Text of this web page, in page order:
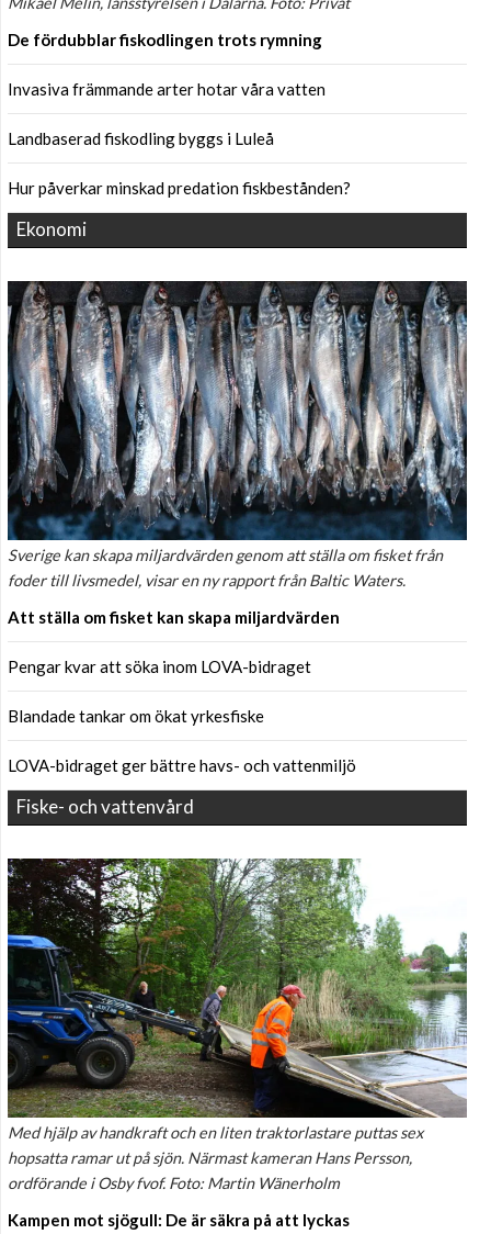
De fördubblar fiskodlingen trots rymning
Invasiva främmande arter hotar våra vatten
Landbaserad fiskodling byggs i Luleå
Hur påverkar minskad predation fiskbestånden?
Ekonomi
Sverige kan skapa miljardvärden genom att ställa om fisket från
foder till livsmedel, visar en ny rapport från Baltic Waters.
Att ställa om fisket kan skapa miljardvärden
Pengar kvar att söka inom LOVA-bidraget
Blandade tankar om ökat yrkesfiske
LOVA-bidraget ger bättre havs- och vattenmiljö
Fiske- och vattenvård
Med hjälp av handkraft och en liten traktorlastare puttas sex
hopsatta ramar ut på sjön. Närmast kameran Hans Persson,
ordförande i Osby fvof. Foto: Martin Wänerholm
Kampen mot sjögull: De är säkra på att lyckas